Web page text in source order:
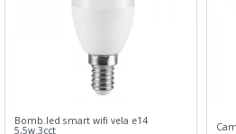
Bomb.led smart wifi vela e14
5,5w.3cct